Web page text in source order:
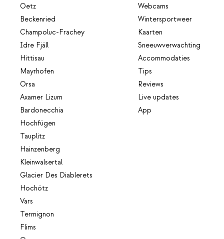
Oetz
Beckenried
Champoluc-Frachey
Idre Fjäll
Hittisau
Mayrhofen
Orsa
Axamer Lizum
Bardonecchia
Hochfügen
Tauplitz
Hainzenberg
Kleinwalsertal
Glacier Des Diablerets
Hochötz
Vars
Termignon
Flims
Webcams
Wintersportweer
Kaarten
Sneeuwverwachting
Accommodaties
Tips
Reviews
Live updates
App